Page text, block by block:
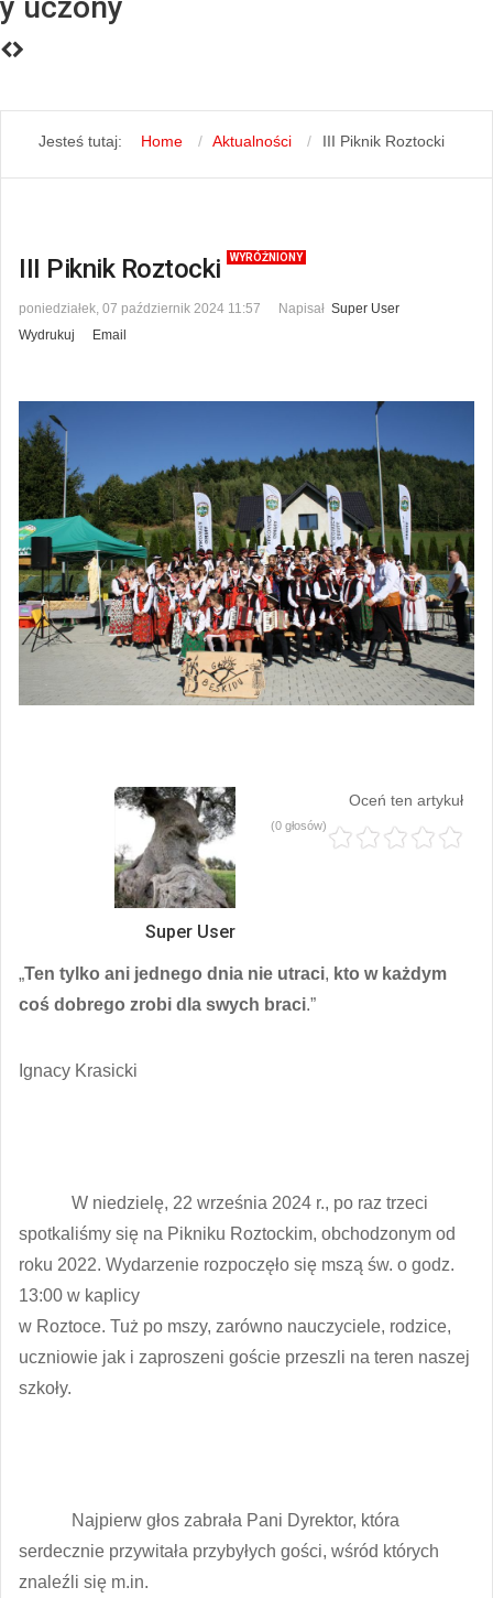
Jesteś tutaj: Home Aktualności III Piknik Roztocki
III Piknik Roztocki WYRÓŻNIONY
poniedziałek, 07 październik 2024 11:57 Napisał Super User
Wydrukuj
Email
Super User
Oceń ten artykuł
(0 głosów)
„Ten tylko ani jednego dnia nie utraci, kto w każdym
coś dobrego zrobi dla swych braci.”
Ignacy Krasicki
W niedzielę, 22 września 2024 r., po raz trzeci
spotkaliśmy się na Pikniku Roztockim, obchodzonym od
roku 2022. Wydarzenie rozpoczęło się mszą św. o godz.
13:00 w kaplicy
w Roztoce. Tuż po mszy, zarówno nauczyciele, rodzice,
uczniowie jak i zaproszeni goście przeszli na teren naszej
szkoły.
Najpierw głos zabrała Pani Dyrektor, która
serdecznie przywitała przybyłych gości, wśród których
znaleźli się m.in.